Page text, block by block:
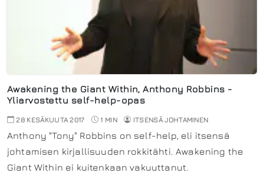
Awakening the Giant Within, Anthony Robbins -
Yliarvostettu self-help-opas
28 KESÄKUUTA 2017 1 MIN ITSENSÄ JOHTAMINEN
Anthony "Tony" Robbins on self-help, eli itsensä
johtamisen kirjallisuuden rokkitähti. Awakening the
Giant Within ei kuitenkaan vakuuttanut.